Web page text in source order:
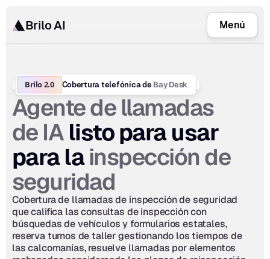
Brilo AI Menú
Brilo 2.0 Cobertura telefónica de Bay Desk
Agente de llamadas
de IA listo para usar
para la inspección de
seguridad
Cobertura de llamadas de inspección de seguridad
que califica las consultas de inspección con
búsquedas de vehículos y formularios estatales,
reserva turnos de taller gestionando los tiempos de
las calcomanías, resuelve llamadas por elementos